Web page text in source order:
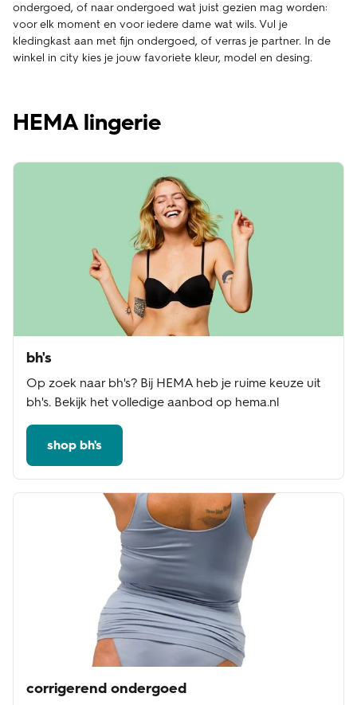
ondergoed, of naar ondergoed wat juist gezien mag worden:
voor elk moment en voor iedere dame wat wils. Vul je
kledingkast aan met fijn ondergoed, of verras je partner. In de
winkel in city kies je jouw favoriete kleur, model en desing.
HEMA lingerie
bh's
Op zoek naar bh's? Bij HEMA heb je ruime keuze uit
bh's. Bekijk het volledige aanbod op hema.nl
shop bh's
corrigerend ondergoed